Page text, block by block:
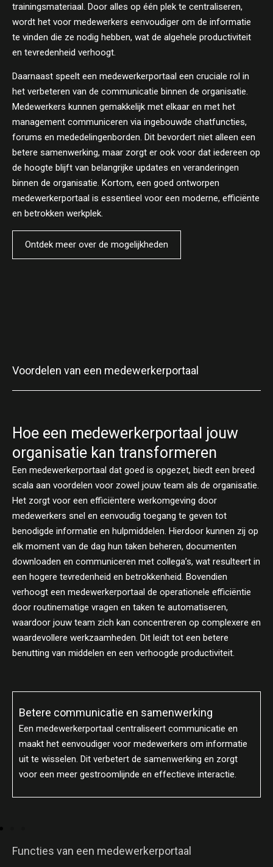
trainingsmateriaal. Door alles op één plek te centraliseren,
wordt het voor medewerkers eenvoudiger om de informatie
te vinden die ze nodig hebben, wat de algehele productiviteit
en tevredenheid verhoogt.
Daarnaast speelt een medewerkerportaal een cruciale rol in
het verbeteren van de communicatie binnen de organisatie.
Medewerkers kunnen gemakkelijk met elkaar en met het
management communiceren via ingebouwde chatfuncties,
forums en mededelingenborden. Dit bevordert niet alleen een
betere samenwerking, maar zorgt er ook voor dat iedereen op
de hoogte blijft van belangrijke updates en veranderingen
binnen de organisatie. Kortom, een goed ontworpen
medewerkerportaal is essentieel voor een moderne, efficiënte
en betrokken werkplek.
Ontdek meer over de mogelijkheden
Voordelen van een medewerkerportaal
Functies van een medewerkerportaal
Hoe een medewerkerportaal jouw
organisatie kan transformeren
Een medewerkerportaal dat goed is opgezet, biedt een breed
scala aan voordelen voor zowel jouw team als de organisatie.
Het zorgt voor een efficiëntere werkomgeving door
medewerkers snel en eenvoudig toegang te geven tot
benodigde informatie en hulpmiddelen. Hierdoor kunnen zij op
elk moment van de dag hun taken beheren, documenten
downloaden en communiceren met collega’s, wat resulteert in
een hogere tevredenheid en betrokkenheid. Bovendien
verhoogt een medewerkerportaal de operationele efficiëntie
door routinematige vragen en taken te automatiseren,
waardoor jouw team zich kan concentreren op complexere en
waardevollere werkzaamheden. Dit leidt tot een betere
benutting van middelen en een verhoogde productiviteit.
Betere communicatie en samenwerking
Een medewerkerportaal centraliseert communicatie en
maakt het eenvoudiger voor medewerkers om informatie
uit te wisselen. Dit verbetert de samenwerking en zorgt
voor een meer gestroomlijnde en effectieve interactie.